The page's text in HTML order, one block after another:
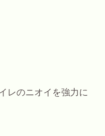
レのニオイを強力に